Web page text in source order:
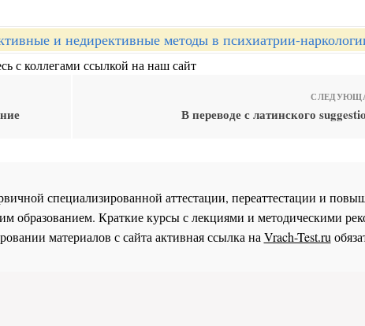
и недирективные методы в психиатрии-
с коллегами ссылкой на наш сайт
В переводе с латинского
специализированной аттестации, переаттестации и
образованием. Краткие курсы с лекциями и методическими
материалов с сайта активная ссылка на Vrach-Test.ru